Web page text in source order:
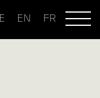
EN FR